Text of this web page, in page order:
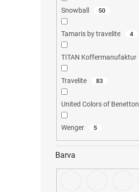
Snowball 50
Tamaris by travelite 4
TITAN Koffermanufaktur
Travelite 83
United Colors of Benetton
Wenger 5
Barva